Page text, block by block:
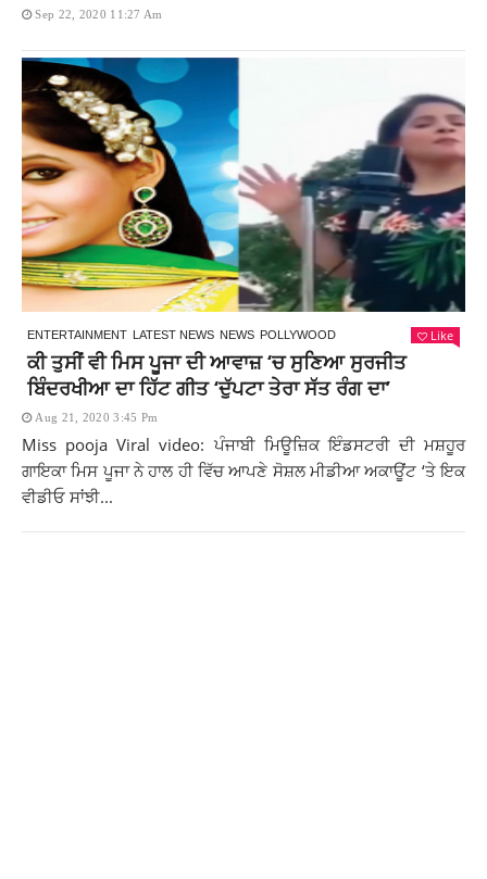
Sep 22, 2020 11:27 Am
ENTERTAINMENT LATEST NEWS NEWS POLLYWOOD Like
ਕੀ ਤੁਸੀਂ ਵੀ ਮਿਸ ਪੂਜਾ ਦੀ ਆਵਾਜ਼ ‘ਚ ਸੁਣਿਆ ਸੁਰਜੀਤ
ਬਿੰਦਰਖੀਆ ਦਾ ਹਿੱਟ ਗੀਤ ‘ਦੁੱਪਟਾ ਤੇਰਾ ਸੱਤ ਰੰਗ ਦਾ’
Aug 21, 2020 3:45 Pm
Miss pooja Viral video: ਪੰਜਾਬੀ ਮਿਊਜ਼ਿਕ ਇੰਡਸਟਰੀ ਦੀ ਮਸ਼ਹੂਰ
ਗਾਇਕਾ ਮਿਸ ਪੂਜਾ ਨੇ ਹਾਲ ਹੀ ਵਿੱਚ ਆਪਣੇ ਸੋਸ਼ਲ ਮੀਡੀਆ ਅਕਾਊਂਟ ‘ਤੇ ਇਕ
ਵੀਡੀਓ ਸਾਂਝੀ...